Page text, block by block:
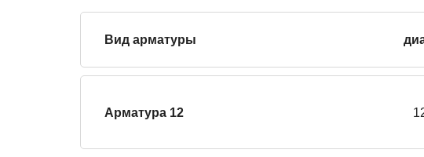
Вид арматуры
Арматура 12